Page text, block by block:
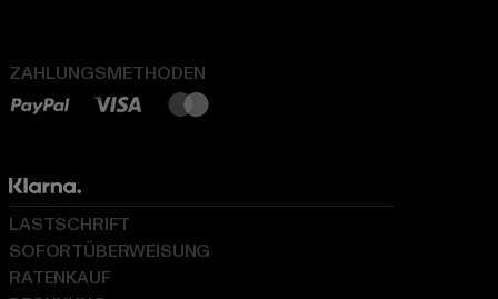
ZAHLUNGSMETHODEN
LASTSCHRIFT
SOFORTÜBERWEISUNG
RATENKAUF